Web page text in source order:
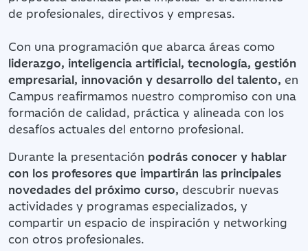
de profesionales, directivos y empresas.
Con una programación que abarca áreas como
liderazgo, inteligencia artificial, tecnología, gestión
empresarial, innovación y desarrollo del talento, en
Campus reafirmamos nuestro compromiso con una
formación de calidad, práctica y alineada con los
desafíos actuales del entorno profesional.
Durante la presentación podrás conocer y hablar
con los profesores que impartirán las principales
novedades del próximo curso, descubrir nuevas
actividades y programas especializados, y
compartir un espacio de inspiración y networking
con otros profesionales.